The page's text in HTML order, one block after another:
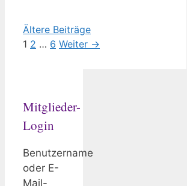
Ältere Beiträge
Seite
1 Seite
2 … Seite
6 Weiter →
Mitglieder-
Login
Benutzername
oder E-
Mail-